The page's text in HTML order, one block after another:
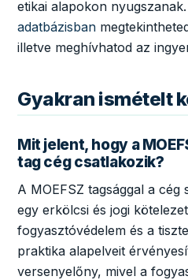
etikai alapokon
adatbázisban
illetve meghívhatod az
Gyakran ismételt
Mit jelent, hogy a
tag cég csatlakozik?
A MOEFSZ tagsággal a
egy erkölcsi és jogi
fogyasztóvédelem és a
praktika alapelveit
versenyelőny, mivel a